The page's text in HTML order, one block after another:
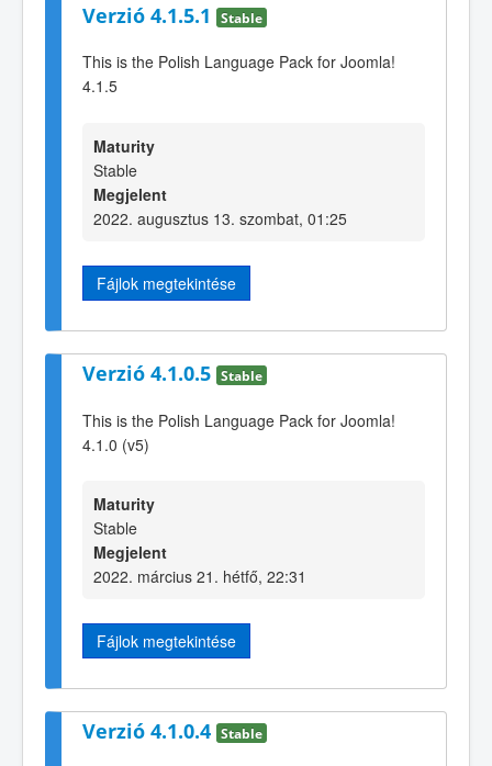
Verzió 4.1.5.1 Stable
This is the Polish Language Pack for Joomla!
4.1.5
Maturity
Stable
Megjelent
2022. augusztus 13. szombat, 01:25
Fájlok megtekintése
Verzió 4.1.0.5 Stable
This is the Polish Language Pack for Joomla!
4.1.0 (v5)
Maturity
Stable
Megjelent
2022. március 21. hétfő, 22:31
Fájlok megtekintése
Verzió 4.1.0.4 Stable